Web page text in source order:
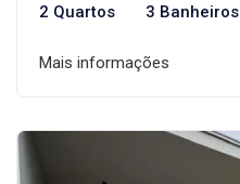
2 Quartos 3 Banheiros
Mais informações